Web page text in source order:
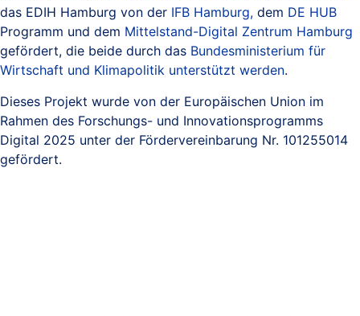
das EDIH Hamburg von der IFB Hamburg, dem DE HUB
Programm und dem Mittelstand-Digital Zentrum Hamburg
gefördert, die beide durch das Bundesministerium für
Wirtschaft und Klimapolitik unterstützt werden.
Dieses Projekt wurde von der Europäischen Union im
Rahmen des Forschungs- und Innovationsprogramms
Digital 2025 unter der Fördervereinbarung Nr. 101255014
gefördert.